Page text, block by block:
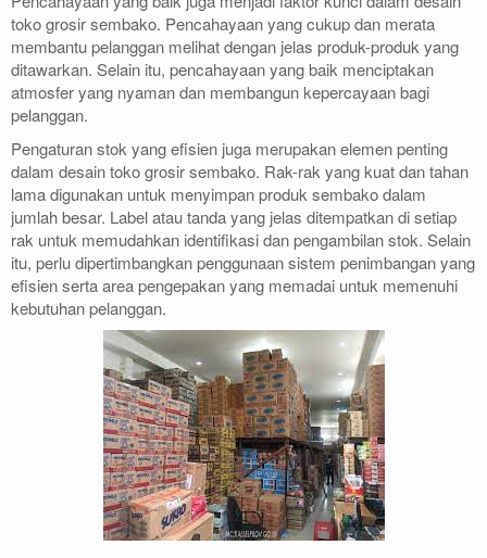
toko grosir sembako. Pencahayaan yang cukup dan merata
membantu pelanggan melihat dengan jelas produk-produk yang
ditawarkan. Selain itu, pencahayaan yang baik menciptakan
atmosfer yang nyaman dan membangun kepercayaan bagi
pelanggan.
Pengaturan stok yang efisien juga merupakan elemen penting
dalam desain toko grosir sembako. Rak-rak yang kuat dan tahan
lama digunakan untuk menyimpan produk sembako dalam
jumlah besar. Label atau tanda yang jelas ditempatkan di setiap
rak untuk memudahkan identifikasi dan pengambilan stok. Selain
itu, perlu dipertimbangkan penggunaan sistem penimbangan yang
efisien serta area pengepakan yang memadai untuk memenuhi
kebutuhan pelanggan.